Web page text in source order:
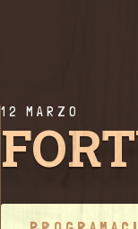
12 MARZO